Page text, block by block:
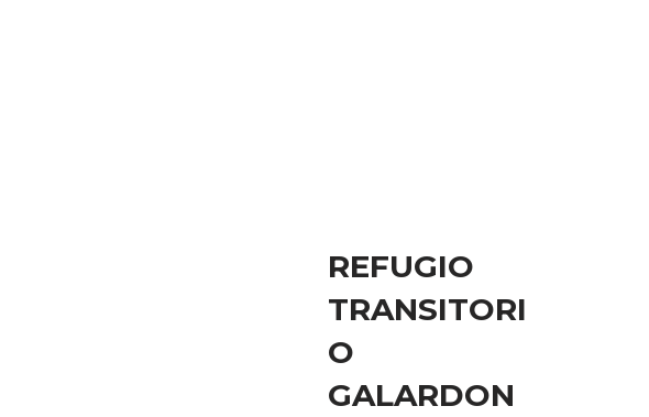
REFUGIO
TRANSITORI
O
GALARDON